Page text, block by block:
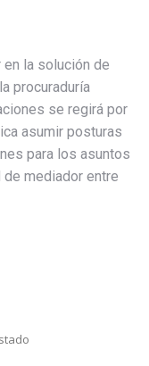
la solución de
procuraduría
se regirá por
asumir posturas
para los asuntos
mediador entre